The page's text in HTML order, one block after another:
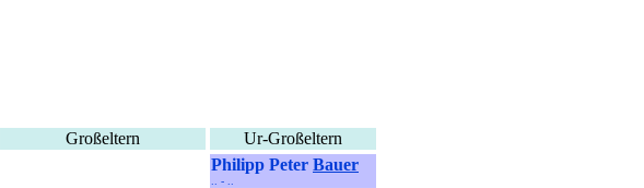
Großeltern
Ur-Großeltern
Philipp Peter Bauer
.. - ..